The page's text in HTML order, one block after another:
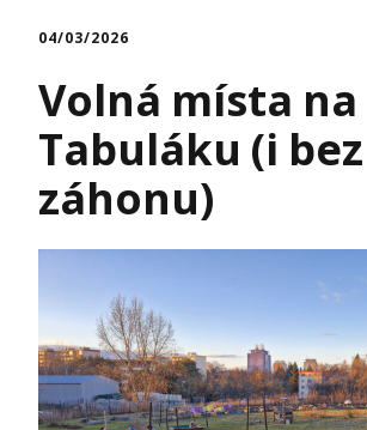
04/03/2026
Volná místa na
Tabuláku (i bez
záhonu)